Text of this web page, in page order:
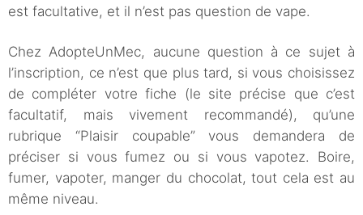
est facultative, et il n’est pas question de vape.
Chez AdopteUnMec, aucune question à ce sujet à
l’inscription, ce n’est que plus tard, si vous choisissez
de compléter votre fiche (le site précise que c’est
facultatif, mais vivement recommandé), qu’une
rubrique “Plaisir coupable” vous demandera de
préciser si vous fumez ou si vous vapotez. Boire,
fumer, vapoter, manger du chocolat, tout cela est au
même niveau.